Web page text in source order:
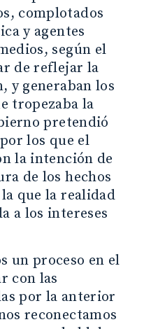
complotados
y agentes
según el
de reflejar la
y generaban los
tropezaba la
pretendió
los que el
la intención de
de los hechos
que la realidad
a los intereses
un proceso en el
con las
por la anterior
reconectamos